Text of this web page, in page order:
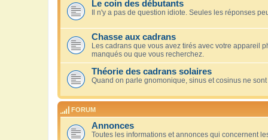
Le coin des débutants
Il n'y a pas de question idiote. Seules les réponses
Chasse aux cadrans
Les cadrans que vous avez tirés avec votre appareil
manqués ou que vous recherchez.
Théorie des cadrans solaires
Quand on parle gnomonique, sinus et cosinus ne
FORUM
Annonces
Toutes les informations et annonces qui concernent